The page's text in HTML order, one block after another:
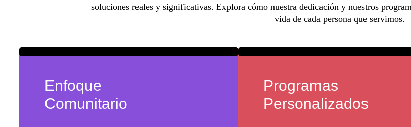
soluciones reales y significativas. Explora cómo nuestra dedicación y nuestros
vida de cada persona que servimos.
Enfoque
Comunitario
Programas
Personalizados